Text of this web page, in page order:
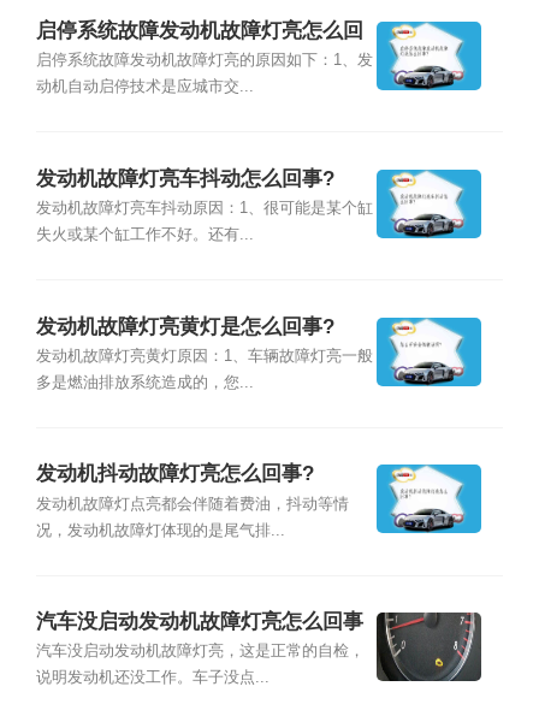
启停系统故障发动机故障灯亮怎么回
事?
启停系统故障发动机故障灯亮的原因如下：1、发
动机自动启停技术是应城市交...
发动机故障灯亮车抖动怎么回事?
发动机故障灯亮车抖动原因：1、很可能是某个缸
失火或某个缸工作不好。还有...
发动机故障灯亮黄灯是怎么回事?
发动机故障灯亮黄灯原因：1、车辆故障灯亮一般
多是燃油排放系统造成的，您...
发动机抖动故障灯亮怎么回事?
发动机故障灯点亮都会伴随着费油，抖动等情
况，发动机故障灯体现的是尾气排...
汽车没启动发动机故障灯亮怎么回事
汽车没启动发动机故障灯亮，这是正常的自检，
说明发动机还没工作。车子没点...